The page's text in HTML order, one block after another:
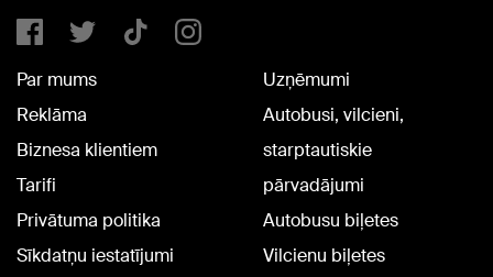
Par mums
Reklāma
Biznesa klientiem
Tarifi
Privātuma politika
Sīkdatņu iestatījumi
Uzņēmumi
Autobusi, vilcieni,
starptautiskie
pārvadājumi
Autobusu biļetes
Vilcienu biļetes